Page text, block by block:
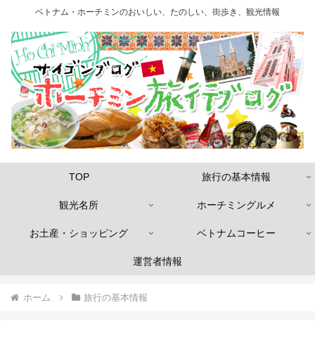
ベトナム・ホーチミンのおいしい、たのしい、街歩き、観光情報
TOP 旅行の基本情報
観光名所 ホーチミングルメ
お土産・ショッピング ベトナムコーヒー
運営者情報
ホーム 旅行の基本情報